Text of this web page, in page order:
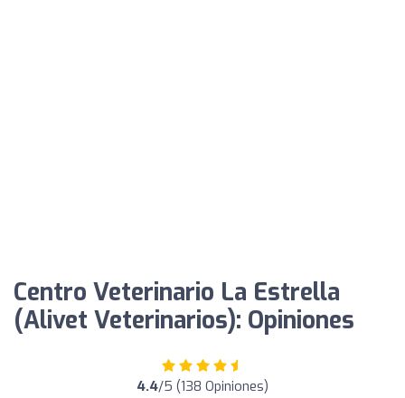
Centro Veterinario La Estrella
(Alivet Veterinarios): Opiniones
4.4/5 (138 Opiniones)